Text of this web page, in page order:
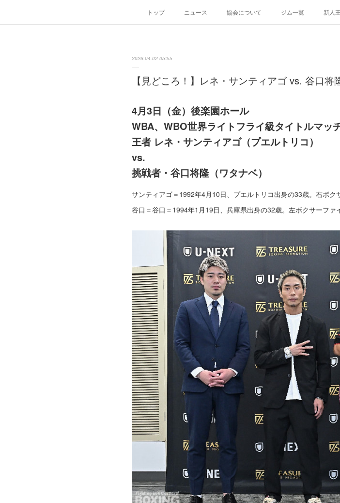
トップ ニュース 協会について ジム一覧 新人
2026.04.02 05:55
【見どころ！】レネ・サンティアゴ vs. 谷口将
4月3日（金）後楽園ホール
WBA、WBO世界ライトフライ級タイトルマッ
王者 レネ・サンティアゴ（プエルトリコ）
vs.
挑戦者・谷口将隆（ワタナベ）
サンティアゴ＝1992年4月10日、プエルトリコ出身の33歳。右ボ
谷口＝谷口＝1994年1月19日、兵庫県出身の32歳。左ボクサーフ